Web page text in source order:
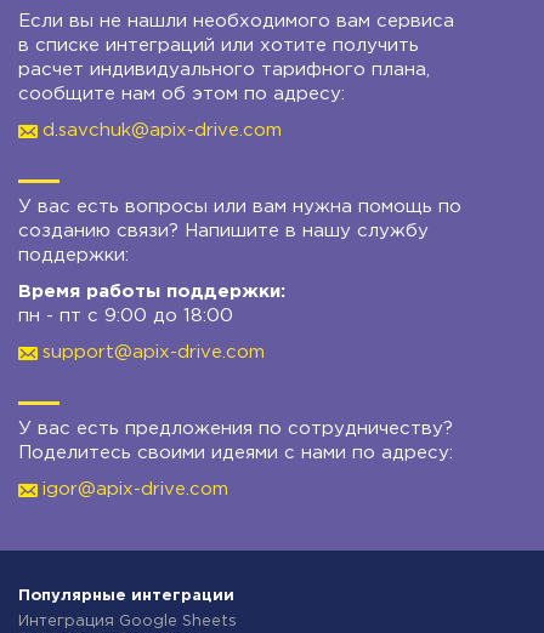
Если вы не нашли необходимого вам сервиса
в списке интеграций или хотите получить
расчет индивидуального тарифного плана,
сообщите нам об этом по адресу:
d.savchuk@apix-drive.com
У вас есть вопросы или вам нужна помощь по
созданию связи? Напишите в нашу службу
поддержки:
Время работы поддержки:
пн - пт с 9:00 до 18:00
support@apix-drive.com
У вас есть предложения по сотрудничеству?
Поделитесь своими идеями с нами по адресу:
igor@apix-drive.com
Популярные интеграции
Интеграция Google Sheets